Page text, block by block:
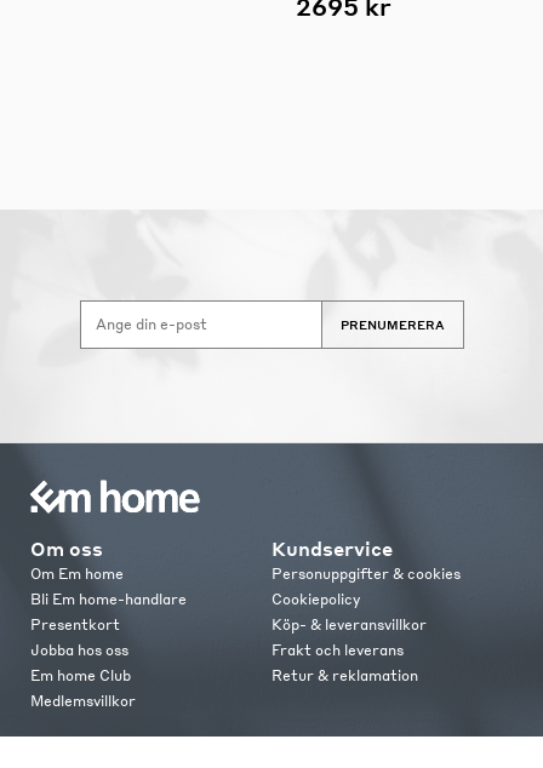
PRENUMERERA
Om oss
Om Em home
Bli Em home-handlare
Presentkort
Jobba hos oss
Em home Club
Medlemsvillkor
Kundservice
Personuppgifter & cookies
Cookiepolicy
Köp- & leveransvillkor
Frakt och leverans
Retur & reklamation